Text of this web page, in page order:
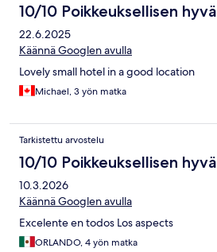
10/10 Poikkeuksellisen hyvä
22.6.2025
Käännä Googlen avulla
Lovely small hotel in a good location
Michael, 3 yön matka
Tarkistettu arvostelu
10/10 Poikkeuksellisen hyvä
10.3.2026
Käännä Googlen avulla
Excelente en todos Los aspects
ORLANDO, 4 yön matka